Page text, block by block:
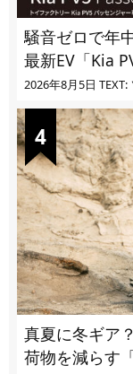
騒音ゼロで年
最新EV「Kia
2026年8月5日
真夏に冬ギア
荷物を減らす